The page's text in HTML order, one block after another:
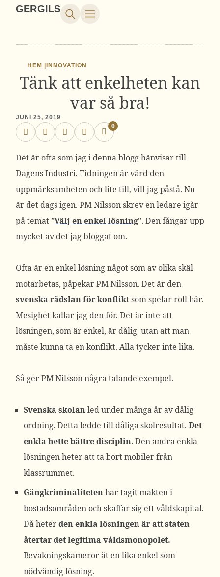
GERGILS
HEM | INNOVATION
Tänk att enkelheten kan
var så bra!
JUNI 25, 2019
0
Det är ofta som jag i denna blogg hänvisar till
Dagens Industri. Tidningen är värd den
uppmärksamheten och lite till, vill jag påstå. Nu
är det dags igen. PM Nilsson skrev en ledare igår
på temat ”Välj en enkel lösning”. Den fångar upp
mycket av det jag bloggat om.
Ofta är en enkel lösning något som av olika skäl
motarbetas, påpekar PM Nilsson. Det är den
svenska rädslan för konfliktsom spelar roll här.
Mesighet kallar jag den för. Det är inte att
lösningen, som är enkel, är dålig, utan att man
måste kunna ta en konflikt. Alla tycker inte lika.
Så ger PM Nilsson några talande exempel.
Svenska skolanled under många år av dålig
ordning. Detta ledde till dåliga skolresultat. Det
enkla hette bättre disciplin. Den andra enkla
lösningen heter att ta bort mobiler från
klassrummet.
Gängkriminalitetenhar tagit makten i
bostadsområden och skaffar sig ett våldskapital.
Då heterden enkla lösningen är att staten
återtar det legitima våldsmonopolet.
Bevakningskameror ät en lika enkel som
nödvändig lösning.